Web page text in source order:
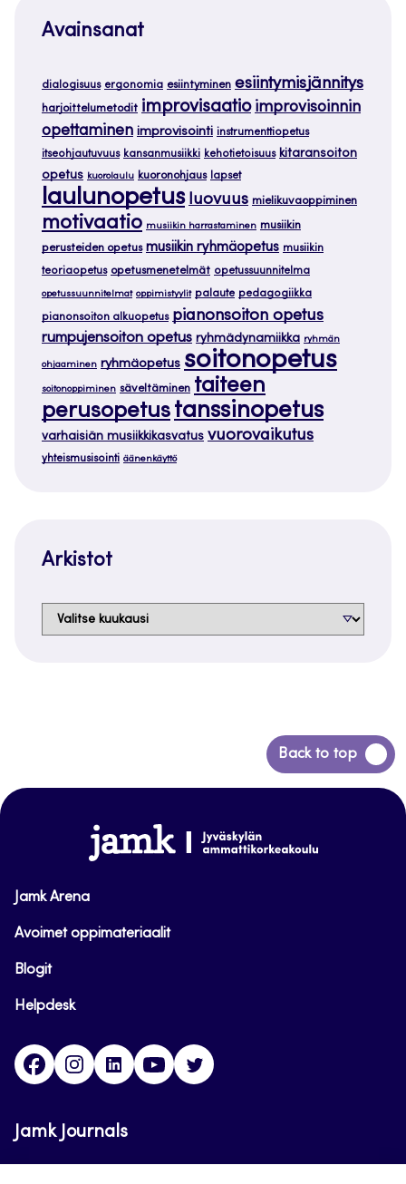
Avainsanat
dialogisuus ergonomia esiintyminen esiintymisjännitys
harjoittelumetodit improvisaatio improvisoinnin
opettaminen improvisointi instrumenttiopetus
itseohjautuvuus kansanmusiikki kehotietoisuus kitaransoiton
opetus kuorolaulu kuoronohjaus lapset
laulunopetus luovuus mielikuvaoppiminen
motivaatio musiikin harrastaminen musiikin
perusteiden opetus musiikin ryhmäopetus musiikin
teoriaopetus opetusmenetelmät opetussuunnitelma
opetussuunnitelmat oppimistyylit palaute pedagogiikka
pianonsoiton alkuopetus pianonsoiton opetus
rumpujensoiton opetus ryhmädynamiikka ryhmän
ohjaaminen ryhmäopetus soitonopetus
soitonoppiminen säveltäminen taiteen
perusopetus tanssinopetus
varhaisiän musiikkikasvatus vuorovaikutus
yhteismusisointi äänenkäyttö
Arkistot
Arkistot
Back to top
Siirry
takaisin
www.jamk.fi
Jamk Arena
Avoimet oppimateriaalit
Blogit
Helpdesk
FacebookInstagram
LinkedInYoutube
Jamk Journals